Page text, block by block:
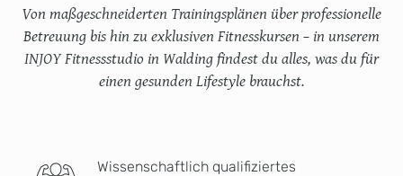
Von maßgeschneiderten Trainingsplänen über professionelle
Betreuung bis hin zu exklusiven Fitnesskursen – in unserem
INJOY Fitnessstudio in Walding findest du alles, was du für
einen gesunden Lifestyle brauchst.
Wissenschaftlich qualifiziertes